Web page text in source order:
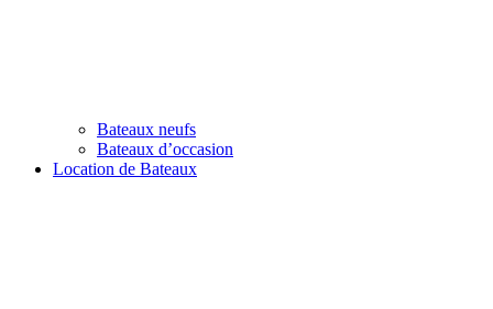
Bateaux neufs
Bateaux d’occasion
Location de Bateaux